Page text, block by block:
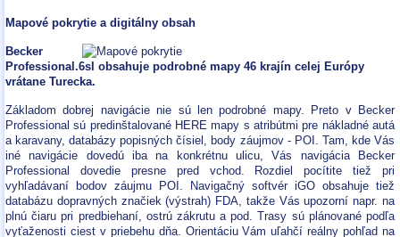
Mapové pokrytie a digitálny obsah
Becker
Professional.6sl obsahuje podrobné mapy 46 krajín celej Európy
vrátane Turecka.
Základom dobrej navigácie nie sú len podrobné mapy. Preto v Becker
Professional sú predinštalované HERE mapy s atribútmi pre nákladné autá
a karavany, databázy popisných čísiel, body záujmov - POI. Tam, kde Vás
iné navigácie dovedú iba na konkrétnu ulicu, Vás navigácia Becker
Professional dovedie presne pred vchod. Rozdiel pocítite tiež pri
vyhľadávaní bodov záujmu POI. Navigačný softvér iGO obsahuje tiež
databázu dopravných značiek (výstrah) FDA, takže Vás upozorní napr. na
plnú čiaru pri predbiehaní, ostrú zákrutu a pod. Trasy sú plánované podľa
vyťaženosti ciest v priebehu dňa. Orientáciu Vám uľahčí reálny pohľad na